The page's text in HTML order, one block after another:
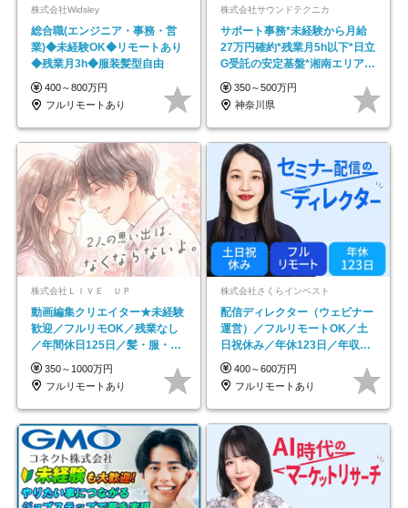
株式会社Widsley
総合職(エンジニア・事務・営
業)◆未経験OK◆リモートあり
◆残業月3h◆服装髪型自由
400～800万円
フルリモートあり
株式会社サウンドテクニカ
サポート事務*未経験から月給
27万円確約*残業月5h以下*日立
G受託の安定基盤*湘南エリア勤
務
350～500万円
神奈川県
株式会社ＬＩＶＥ ＵＰ
動画編集クリエイター★未経験
歓迎／フルリモOK／残業なし
／年間休日125日／髪・服・ネ
イル自由／研修充実で安心
350～1000万円
フルリモートあり
株式会社さくらインベスト
配信ディレクター（ウェビナー
運営）／フルリモートOK／土
日祝休み／年休123日／年収
600万円可
400～600万円
フルリモートあり